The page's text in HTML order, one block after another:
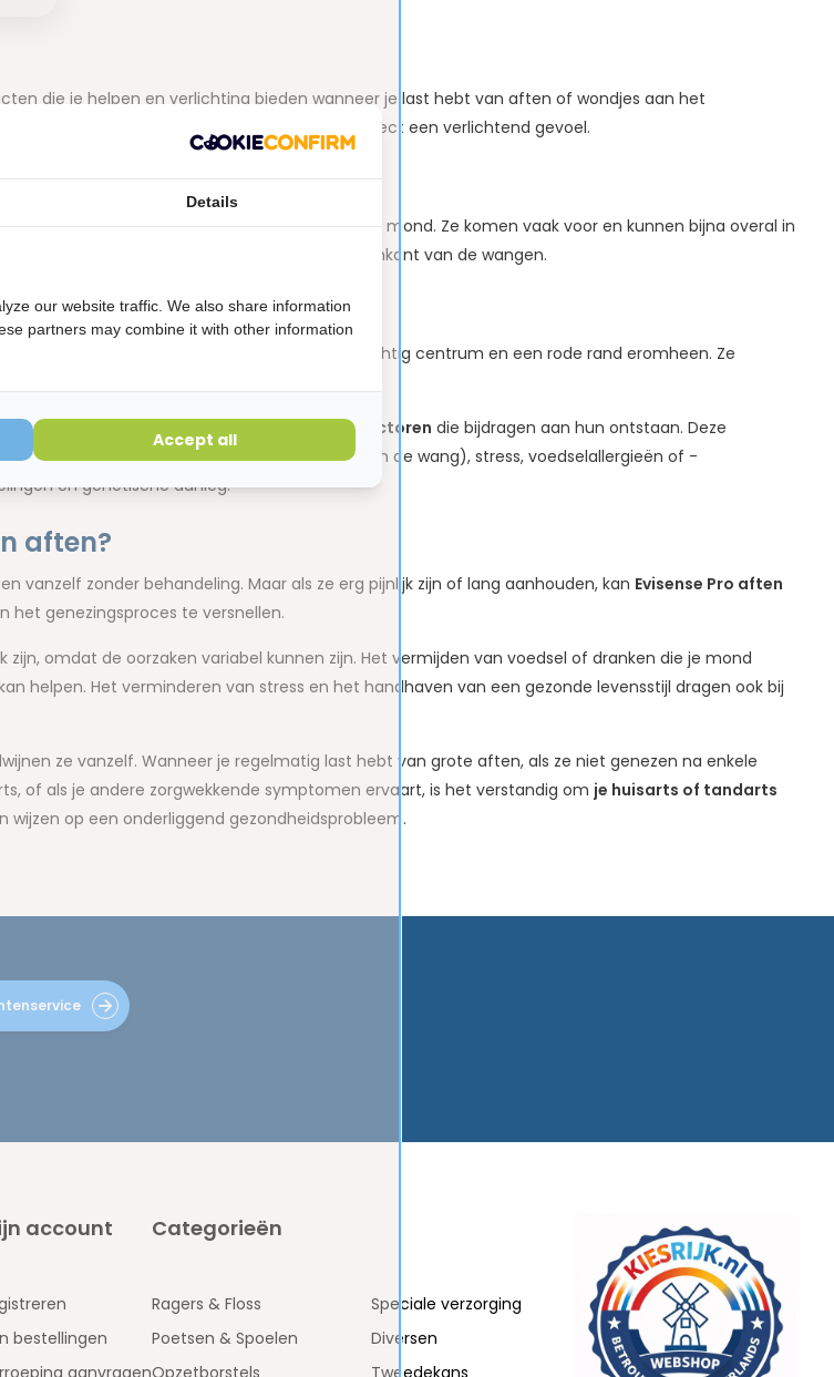
die je helpen en verlichting bieden wanneer je last hebt van aften of wondjes aan het
gel is gemakkelijk aan te brengen en geeft je direct een verlichtend gevoel.
zich kunnen vormen aan de binnenkant van je mond. Ze komen vaak voor en kunnen bijna overal in
tandvlees, de tong, het gehemelte en de binnenkant van de wangen.
hebben aften?
ronde of ovale zweertjes met een wit of geelachtig centrum en een rode rand eromheen. Ze
volledig begrepen is, zijn er verschillende factoren die bijdragen aan hun ontstaan. Deze
mondslijmvlies (bijvoorbeeld door het bijten van de wang), stress, voedselallergieën of -
en genetische aanleg.
aften?
vanzelf zonder behandeling. Maar als ze erg pijnlijk zijn of lang aanhouden, kan Evisense Pro aften
het genezingsproces te versnellen.
omdat de oorzaken variabel kunnen zijn. Het vermijden van voedsel of dranken die je mond
helpen. Het verminderen van stress en het handhaven van een gezonde levensstijl dragen ook bij
ze vanzelf. Wanneer je regelmatig last hebt van grote aften, als ze niet genezen na enkele
of als je andere zorgwekkende symptomen ervaart, is het verstandig om je huisarts of tandarts
op een onderliggend gezondheidsprobleem.
account
bestellingen
aanvragen
Categorieën
Ragers & Floss
Poetsen & Spoelen
Opzetborstels
Speciale verzorging
Diversen
Tweedekans
Details
our website traffic. We also share information
partners may combine it with other information
Accept all